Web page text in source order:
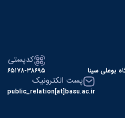
بوعلی سینا
کدپستی
۶۵۱۷۸-۳۸۶۹۵
پست الکترونیک
public_relation[at]basu.ac.ir